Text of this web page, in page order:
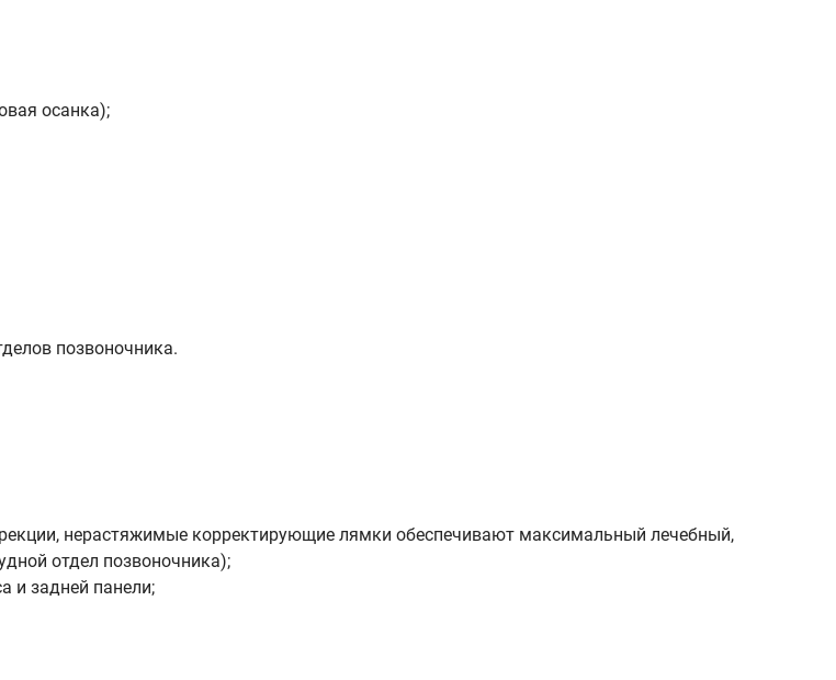
осанка);
позвоночника.
нерастяжимые корректирующие лямки обеспечивают максимальный лечебный,
отдел позвоночника);
и задней панели;